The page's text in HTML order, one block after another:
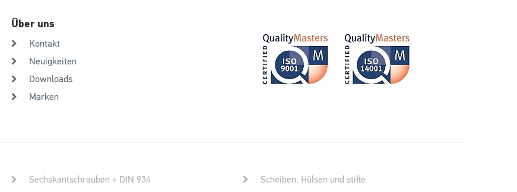
Über uns
Kontakt
Neuigkeiten
Downloads
Marken
Sechskantschrauben + DIN 934
Scheiben, Hülsen und stifte